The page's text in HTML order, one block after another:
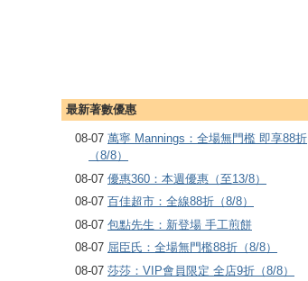
最新著數優惠
08-07 萬寧 Mannings：全場無門檻 即享88折
（8/8）
08-07 優惠360：本週優惠（至13/8）
08-07 百佳超市：全線88折（8/8）
08-07 包點先生：新登場 手工煎餅
08-07 屈臣氏：全場無門檻88折（8/8）
08-07 莎莎：VIP會員限定 全店9折（8/8）